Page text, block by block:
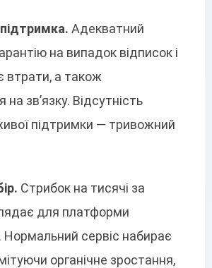
Адекватний
на випадок відписок і
втрати, а також
зв’язку. Відсутність
підтримки — тривожний
Стрибок на тисячі за
для платформи
Нормальний сервіс набирає
органічне зростання,